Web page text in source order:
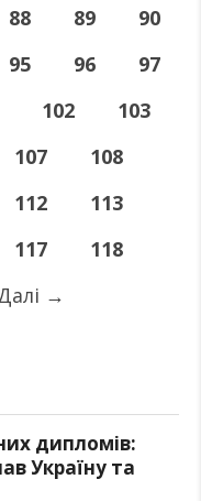
88 89
90
95 96
97
102
103
107
108
112
113
117
118
→
дипломів:
Україну та